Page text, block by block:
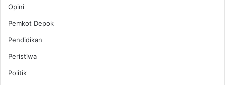
Opini
Pemkot Depok
Pendidikan
Peristiwa
Politik